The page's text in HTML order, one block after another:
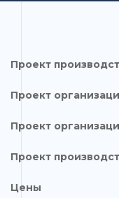
Проект
Проект
Проект
Проект
Цены